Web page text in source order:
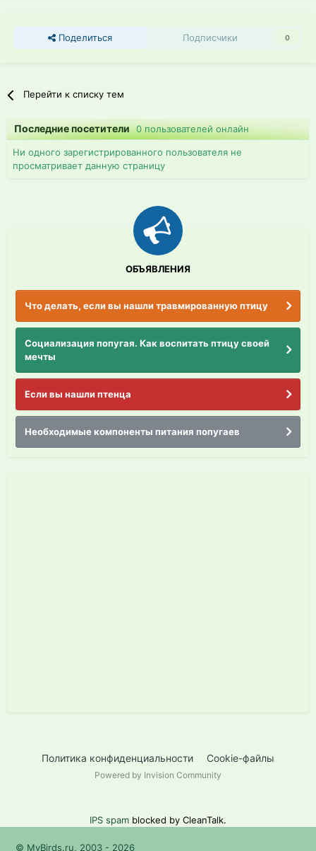
Поделиться Подписчики 0
Перейти к списку тем
Последние посетители0 пользователей онлайн
Ни одного зарегистрированного пользователя не
просматривает данную страницу
ОБЪЯВЛЕНИЯ
Что делать, если вы нашли травмированную птицу
Социализация попугая. Как воспитать птицу своей
мечты
Если вы нашли птенца
Необходимые компоненты питания попугаев
Политика конфиденциальности Cookie-файлы
Powered by Invision Community
IPS spam blocked by CleanTalk.
© MyBirds.ru, 2003 - 2026